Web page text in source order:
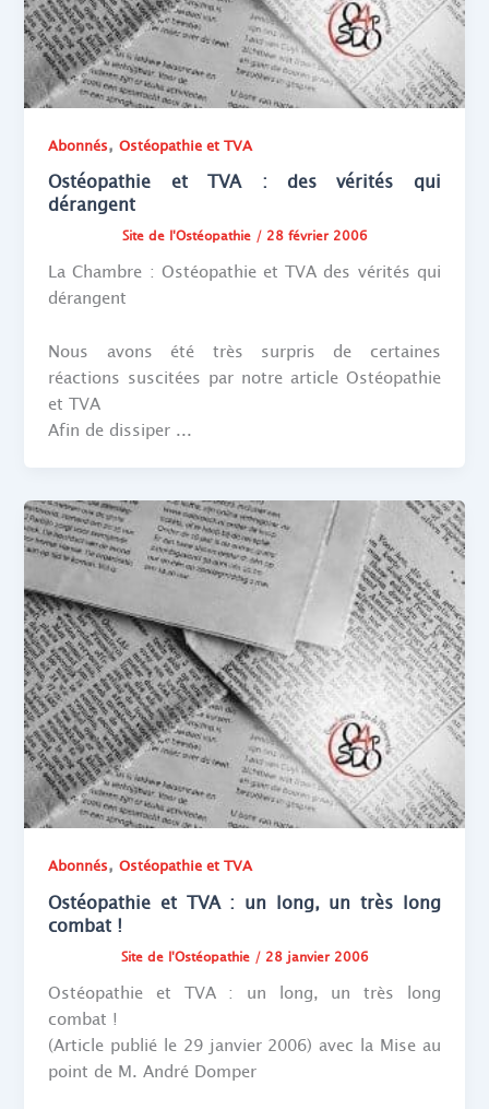
Abonnés,Ostéopathie et TVA
Ostéopathie et TVA : des vérités qui
dérangent
Site de l'Ostéopathie/ 28 février 2006
La Chambre : Ostéopathie et TVA des vérités qui
dérangent
Nous avons été très surpris de certaines
réactions suscitées par notre article Ostéopathie
et TVA
Afin de dissiper ...
Abonnés,Ostéopathie et TVA
Ostéopathie et TVA : un long, un très long
combat !
Site de l'Ostéopathie/ 28 janvier 2006
Ostéopathie et TVA : un long, un très long
combat !
(Article publié le 29 janvier 2006) avec la Mise au
point de M. André Domper